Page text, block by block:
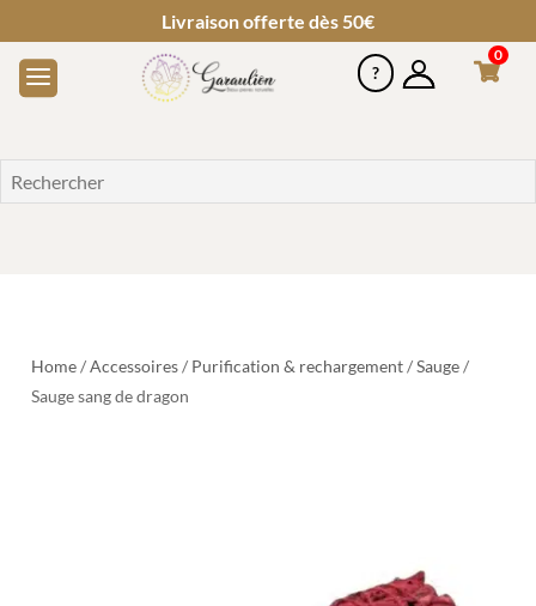
Livraison offerte dès 50€
0
Home/Accessoires/ Purification & rechargement/Sauge/
Sauge sang de dragon